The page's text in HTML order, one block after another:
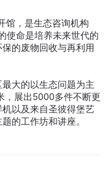
馆，是生态咨询机构
使命是培养未来世代的
的废物回收与再利用
大的以生态问题为主
，展出5000多件不断更
以及来自圣彼得堡艺
的工作坊和讲座。